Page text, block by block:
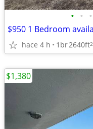
• • •
hace 4 h 1br2640ft2
$1,380